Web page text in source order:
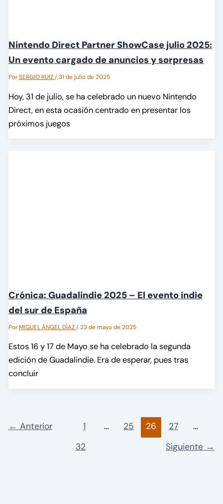
Nintendo Direct Partner ShowCase julio 2025:
Un evento cargado de anuncios y sorpresas
PorSERGIO RUIZ/31 de julio de 2025
Hoy, 31 de julio, se ha celebrado un nuevo Nintendo
Direct, en esta ocasión centrado en presentar los
próximos juegos
Crónica: Guadalindie 2025 – El evento indie
del sur de España
PorMIGUEL ÁNGEL DÍAZ/23 de mayo de 2025
Estos 16 y 17 de Mayo se ha celebrado la segunda
edición de Guadalindie. Era de esperar, pues tras
concluir
← Anterior 1 … 25 26 27
…
32
Siguiente →